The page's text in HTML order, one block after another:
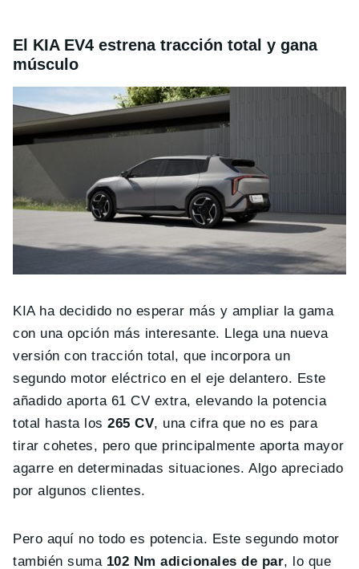
El KIA EV4 estrena tracción total y gana
músculo
KIA ha decidido no esperar más y ampliar la gama
con una opción más interesante. Llega una nueva
versión con tracción total, que incorpora un
segundo motor eléctrico en el eje delantero. Este
añadido aporta 61 CV extra, elevando la potencia
total hasta los265 CV, una cifra que no es para
tirar cohetes, pero que principalmente aporta mayor
agarre en determinadas situaciones. Algo apreciado
por algunos clientes.
Pero aquí no todo es potencia. Este segundo motor
también suma 102 Nm adicionales de par, lo que